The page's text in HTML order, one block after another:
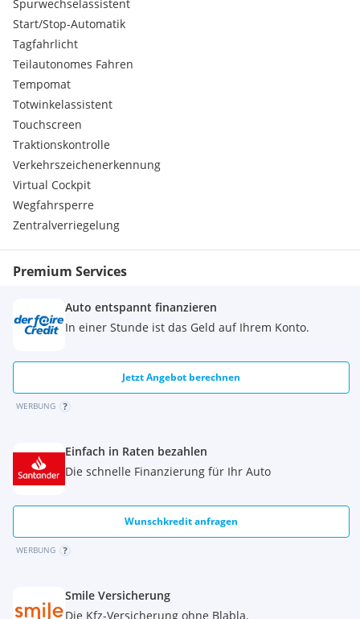
Spurwechselassistent
Start/Stop-Automatik
Tagfahrlicht
Teilautonomes Fahren
Tempomat
Totwinkelassistent
Touchscreen
Traktionskontrolle
Verkehrszeichenerkennung
Virtual Cockpit
Wegfahrsperre
Zentralverriegelung
Premium Services
Auto entspannt finanzieren
In einer Stunde ist das Geld auf Ihrem Konto.
Jetzt Angebot berechnen
WERBUNG
Einfach in Raten bezahlen
Die schnelle Finanzierung für Ihr Auto
Wunschkredit anfragen
WERBUNG
Smile Versicherung
Die Kfz-Versicherung ohne Blabla.